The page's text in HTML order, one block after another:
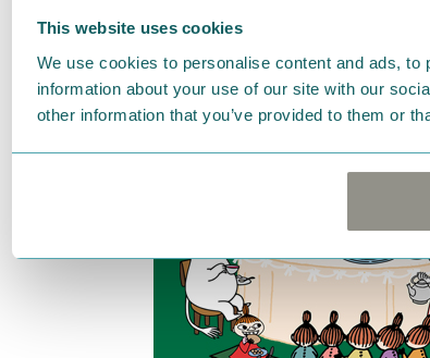
This website uses cookies
We use cookies to personalise content and ads,
information about your use of our site with our
other information that you’ve provided to them or